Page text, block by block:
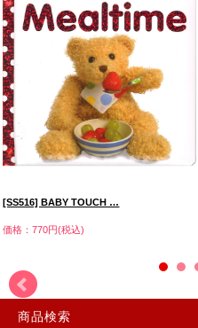
[SS516] BABY TOUCH …
価格：770円(税込)
商品検索